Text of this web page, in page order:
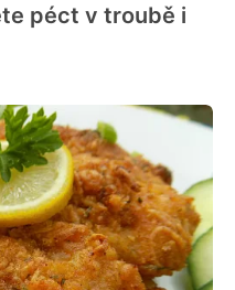
péct v troubě i